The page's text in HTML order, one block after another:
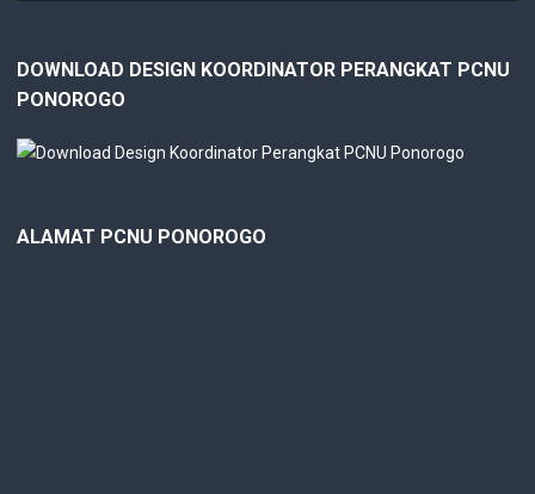
DOWNLOAD DESIGN KOORDINATOR PERANGKAT PCNU
PONOROGO
ALAMAT PCNU PONOROGO